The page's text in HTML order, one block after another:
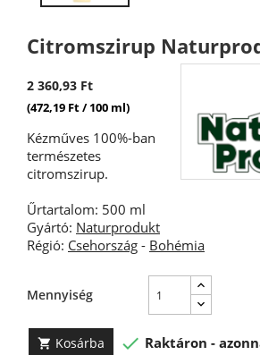
Citromszirup
2 360,93 Ft
(472,19 Ft / 100 ml)
Kézműves 100%-ban
természetes
citromszirup.
Űrtartalom: 500 ml
Gyártó: Naturprodukt
Régió: Csehország - Bohémia
Mennyiség
 Kosárba  Raktáron -